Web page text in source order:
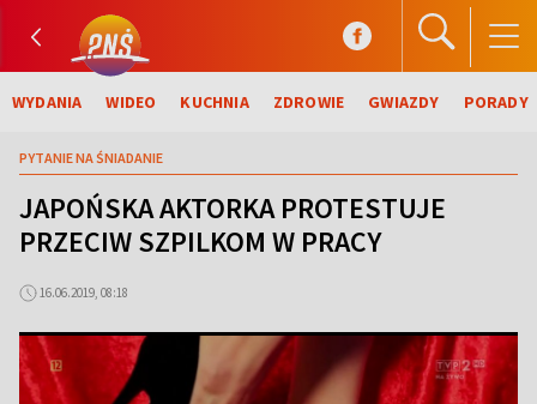
WYDANIA WIDEO KUCHNIA ZDROWIE GWIAZDY PORADY
PYTANIE NA ŚNIADANIE
JAPOŃSKA AKTORKA PROTESTUJE
PRZECIW SZPILKOM W PRACY
16.06.2019, 08:18